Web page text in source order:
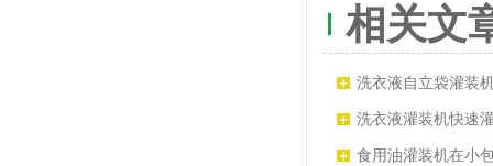
相关文
洗衣液自立袋灌装
洗衣液灌装机快速
具有很好的科技含
食用油灌装机在小